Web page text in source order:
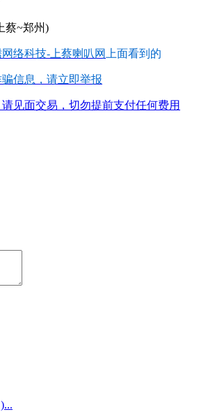
蔡~郑州)
络科技-上蔡喇叭网 上面看到的
信息，请立即举报
见面交易，切勿提前支付任何费用